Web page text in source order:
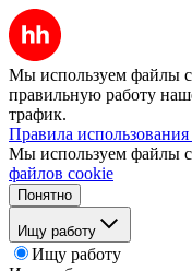
Мы используем файлы
правильную работу
трафик.
Правила
Мы используем файлы
файлов cookie
Понятно
Ищу работу
Ищу работу